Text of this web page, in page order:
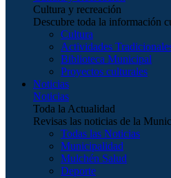
Cultura y recreación
Descubre toda la información
Cultura
Actividades
Biblioteca Municipal
Proyectos culturales
Noticias
Noticias
Toda la Actualidad
Revisas las noticias de la
Todas las Noticias
Municipalidad
Mulchén Salud
Deporte